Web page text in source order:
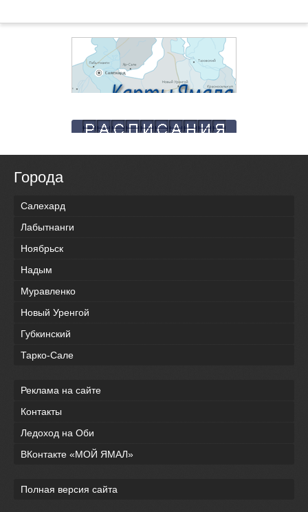
Города
Салехард
Лабытнанги
Ноябрьск
Надым
Муравленко
Новый Уренгой
Губкинский
Тарко-Сале
Реклама на сайте
Контакты
Ледоход на Оби
ВКонтакте «МОЙ ЯМАЛ»
Полная версия сайта